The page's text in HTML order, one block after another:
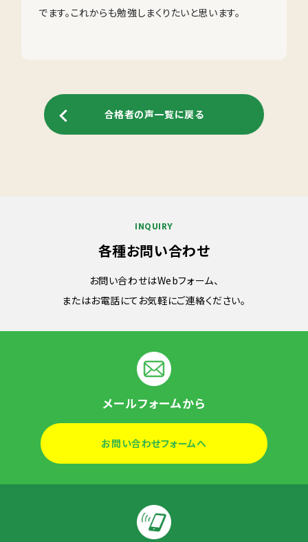
でます。これからも勉強しまくりたいと思います。
合格者の声一覧に戻る
INQUIRY
各種お問い合わせ
お問い合わせはWebフォーム、
またはお電話にてお気軽にご連絡ください。
メールフォームから
お問い合わせフォームへ